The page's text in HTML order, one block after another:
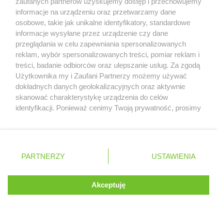
+ 48 502 700 254
WYŚCIGI F1
KIEROWCY F1
Serwis internetowy, z którego korzystasz, używa plików
cookies. Są to pliki instalowane w urządzeniach
końcowych osób korzystających z serwisu, w celu
administrowania serwisem, poprawy jakości
Dowiedz się więcej o naszej polityce
ROZUMIEM
informacje na urządzeniu oraz przetwarzamy dane
osobowe, takie jak unikalne identyfikatory, standardowe
informacje wysyłane przez urządzenie czy dane
przeglądania w celu zapewniania spersonalizowanych
reklam, wybór spersonalizowanych treści, pomiar reklam i
treści, badanie odbiorców oraz ulepszanie usług. Za zgodą
Użytkownika my i Zaufani Partnerzy możemy używać
dokładnych danych geolokalizacyjnych oraz aktywnie
skanować charakterystykę urządzenia do celów
identyfikacji. Ponieważ cenimy Twoją prywatność, prosimy
prywatności znajdujący się w lewym dolnym rogu strony
. Niektóre rodzaje przetwarzania danych nie wymagają
takiemu przetwarzaniu. Preferencje będą miały
zastosowania tylko na tej witrynie.
PARTNERZY USTAWIENIA
Akceptuję